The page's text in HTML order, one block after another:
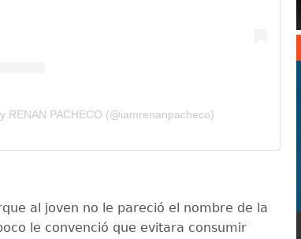
RENAN PACHECO (@iamrenanpacheco)
al joven no le pareció el nombre de la
le convenció que evitara consumir